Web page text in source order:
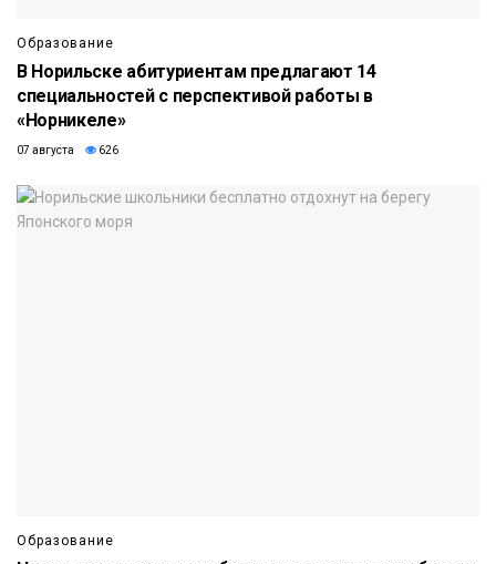
Образование
В Норильске абитуриентам предлагают 14
специальностей с перспективой работы в
«Норникеле»
07 августа 626
Образование